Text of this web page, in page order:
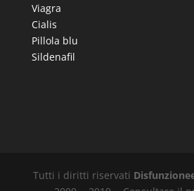
Viagra
Cialis
Pillola blu
Sildenafil
Tutti i diritti riservati